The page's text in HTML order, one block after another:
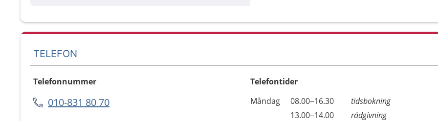
TELEFON
Telefonnummer
010-831 80 70
Telefontider
Dag
Öppettider
Kommentarer
Måndag 08.00–16.30
tidsbokning
13.00–14.00
rådgivning